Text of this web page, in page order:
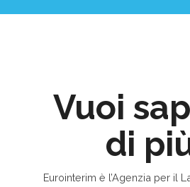
Vuoi
di
Eurointerim è l’Agenzia per il